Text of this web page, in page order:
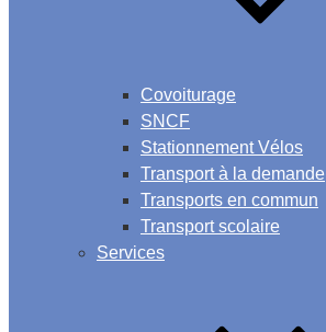
Covoiturage
SNCF
Stationnement Vélos
Transport à la demande
Transports en commun
Transport scolaire
Services